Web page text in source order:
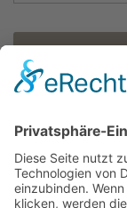
Nachricht senden
gekennzeichneten
Telefonnummer
Ihnen in